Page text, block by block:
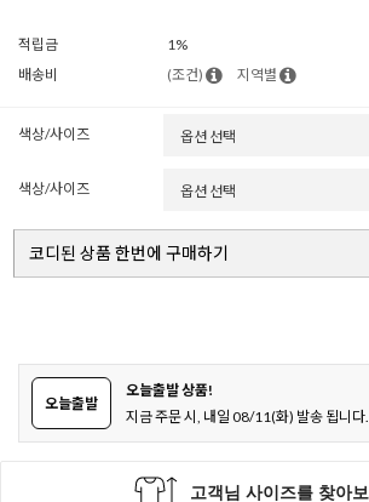
적립금
1%
배송비
(조건) 지역별
색상/사이즈
색상/사이즈
코디된 상품 한번에 구매하기
오늘출발
오늘출발 상품!
지금 주문 시, 내일 08/11(화) 발송 됩니다.